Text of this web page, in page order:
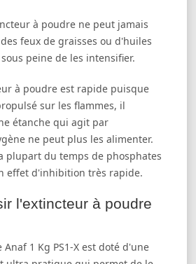
à poudre ne peut jamais
feux de graisses ou d'huiles
peine de les intensifier.
à poudre est rapide puisque
sur les flammes, il
étanche qui agit par
ne peut plus les alimenter.
plupart du temps de phosphates
effet d'inhibition très rapide.
l'extincteur à poudre
1 Kg PS1-X est doté d'une